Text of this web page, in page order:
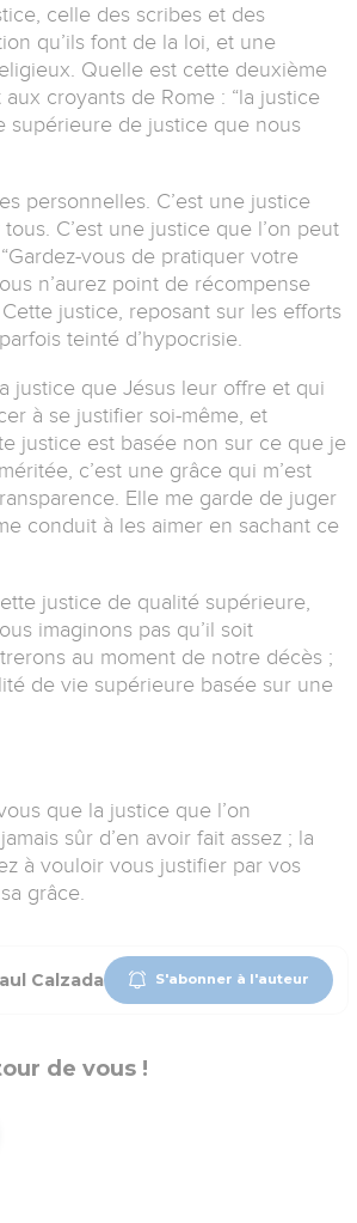
celle des scribes et des
qu’ils font de la loi, et une
Quelle est cette deuxième
croyants de Rome : “la justice
supérieure de justice que nous
personnelles. C’est une justice
C’est une justice que l’on peut
vous de pratiquer votre
n’aurez point de récompense
justice, reposant sur les efforts
teinté d’hypocrisie.
justice que Jésus leur offre et qui
à se justifier soi-même, et
justice est basée non sur ce que je
c’est une grâce qui m’est
Elle me garde de juger
conduit à les aimer en sachant ce
justice de qualité supérieure,
imaginons pas qu’il soit
au moment de notre décès ;
de vie supérieure basée sur une
que la justice que l’on
sûr d’en avoir fait assez ; la
à vouloir vous justifier par vos
grâce.
Calzada S'abonner à l'auteur
de vous !